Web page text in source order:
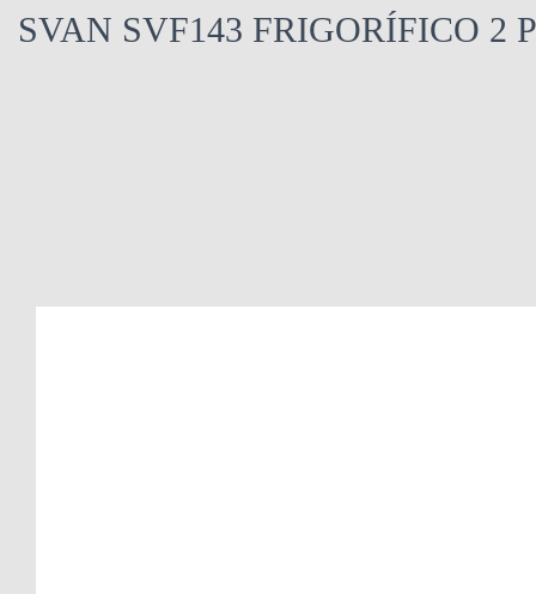
SVAN SVF143 FRIGORÍFICO 2